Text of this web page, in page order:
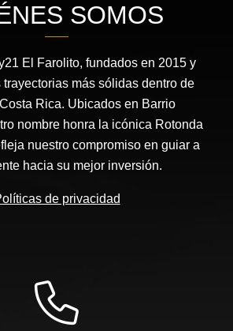
SOMOS
El Farolito, fundados en 2015 y
más sólidas dentro de
Rica. Ubicados en Barrio
nombre honra la icónica Rotonda
nuestro compromiso en guiar a
hacia su mejor inversión.
de privacidad